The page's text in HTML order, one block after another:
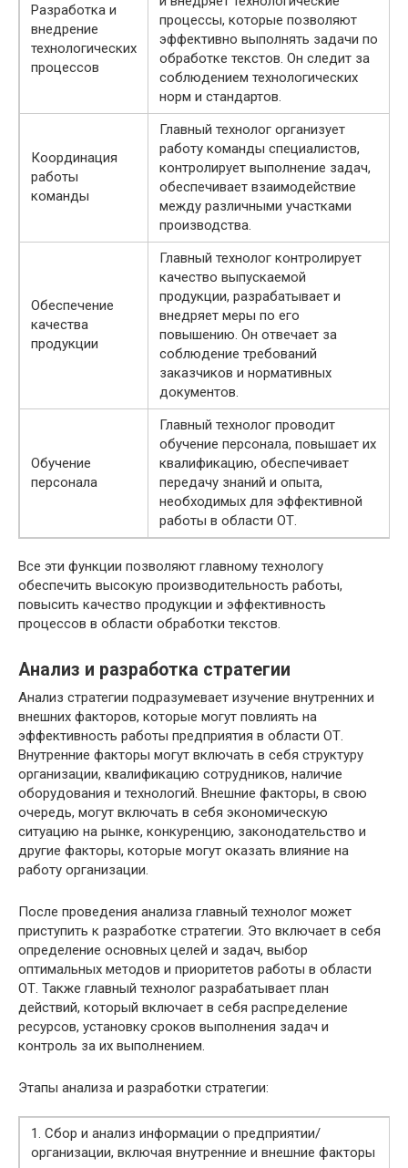
Разработка и
внедрение
технологических
процессов
процессы, которые позволяют
эффективно выполнять задачи по
обработке текстов. Он следит за
соблюдением технологических
норм и стандартов.
Координация
работы
команды
Главный технолог организует
работу команды специалистов,
контролирует выполнение задач,
обеспечивает взаимодействие
между различными участками
производства.
Обеспечение
качества
продукции
Главный технолог контролирует
качество выпускаемой
продукции, разрабатывает и
внедряет меры по его
повышению. Он отвечает за
соблюдение требований
заказчиков и нормативных
документов.
Обучение
персонала
Главный технолог проводит
обучение персонала, повышает их
квалификацию, обеспечивает
передачу знаний и опыта,
необходимых для эффективной
работы в области ОТ.
Все эти функции позволяют главному технологу
обеспечить высокую производительность работы,
повысить качество продукции и эффективность
процессов в области обработки текстов.
Анализ и разработка стратегии
Анализ стратегии подразумевает изучение внутренних и
внешних факторов, которые могут повлиять на
эффективность работы предприятия в области ОТ.
Внутренние факторы могут включать в себя структуру
организации, квалификацию сотрудников, наличие
оборудования и технологий. Внешние факторы, в свою
очередь, могут включать в себя экономическую
ситуацию на рынке, конкуренцию, законодательство и
другие факторы, которые могут оказать влияние на
работу организации.
После проведения анализа главный технолог может
приступить к разработке стратегии. Это включает в себя
определение основных целей и задач, выбор
оптимальных методов и приоритетов работы в области
ОТ. Также главный технолог разрабатывает план
действий, который включает в себя распределение
ресурсов, установку сроков выполнения задач и
контроль за их выполнением.
Этапы анализа и разработки стратегии:
1. Сбор и анализ информации о предприятии/
организации, включая внутренние и внешние факторы